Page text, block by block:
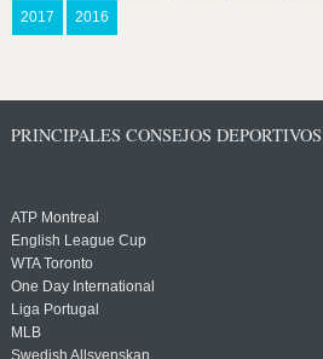
2017 2016
PRINCIPALES CONSEJOS
ATP Montreal
English League Cup
WTA Toronto
One Day International
Liga Portugal
MLB
Swedish Allsvenskan